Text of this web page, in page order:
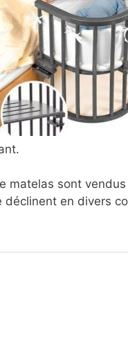
matelas sont vendus
en divers